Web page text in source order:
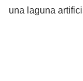
una laguna